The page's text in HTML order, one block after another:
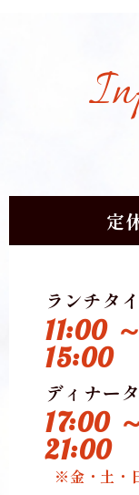
定
ランチタ
11:00 ～
15:00
ディナー
17:00
21:00
※金・土・